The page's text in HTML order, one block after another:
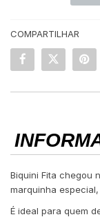
COMPARTILHAR
Biquini Fita chegou
marquinha
É ideal para quem